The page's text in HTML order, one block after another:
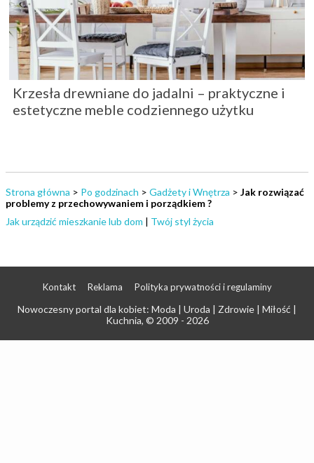
Krzesła drewniane do jadalni – praktyczne i
estetyczne meble codziennego użytku
Strona główna > Po godzinach > Gadżety i Wnętrza > Jak rozwiązać
problemy z przechowywaniem i porządkiem ?
Jak urządzić mieszkanie lub dom
Twój styl życia
Kontakt Reklama Polityka prywatności i regulaminy
Nowoczesny portal dla kobiet: Moda | Uroda | Zdrowie | Miłość |
Kuchnia, © 2009 - 2026